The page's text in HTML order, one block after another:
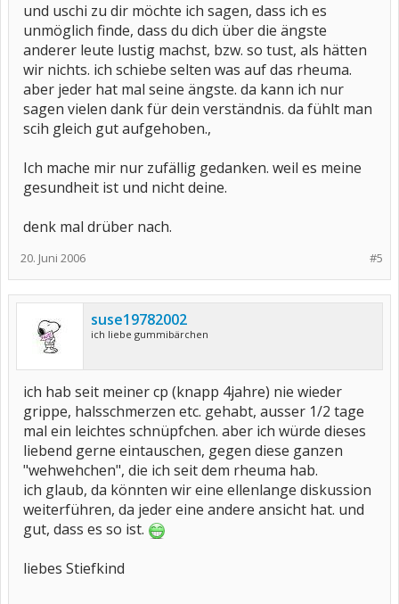
und uschi zu dir möchte ich sagen, dass ich es
unmöglich finde, dass du dich über die ängste
anderer leute lustig machst, bzw. so tust, als hätten
wir nichts. ich schiebe selten was auf das rheuma.
aber jeder hat mal seine ängste. da kann ich nur
sagen vielen dank für dein verständnis. da fühlt man
scih gleich gut aufgehoben.,
Ich mache mir nur zufällig gedanken. weil es meine
gesundheit ist und nicht deine.
denk mal drüber nach.
#5
20. Juni 2006
suse19782002
ich liebe gummibärchen
ich hab seit meiner cp (knapp 4jahre) nie wieder
grippe, halsschmerzen etc. gehabt, ausser 1/2 tage
mal ein leichtes schnüpfchen. aber ich würde dieses
liebend gerne eintauschen, gegen diese ganzen
"wehwehchen", die ich seit dem rheuma hab.
ich glaub, da könnten wir eine ellenlange diskussion
weiterführen, da jeder eine andere ansicht hat. und
gut, dass es so ist.
liebes Stiefkind